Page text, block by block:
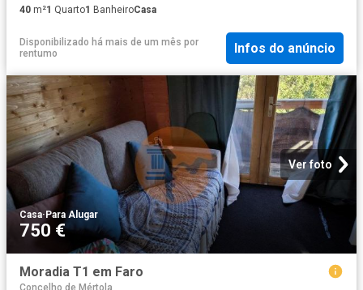
40 m²1 Quarto1 BanheiroCasa
Disponibilizado há mais de um mês por
rentumo
Infos do anúncio
Ver foto
Casa· Para Alugar
750 €
Moradia T1 em Faro
Concelho de Mértola